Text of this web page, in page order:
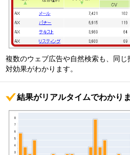
複数のウェブ広告や自然検索も、同
対効果がわかります。
結果がリアルタイムでわかり